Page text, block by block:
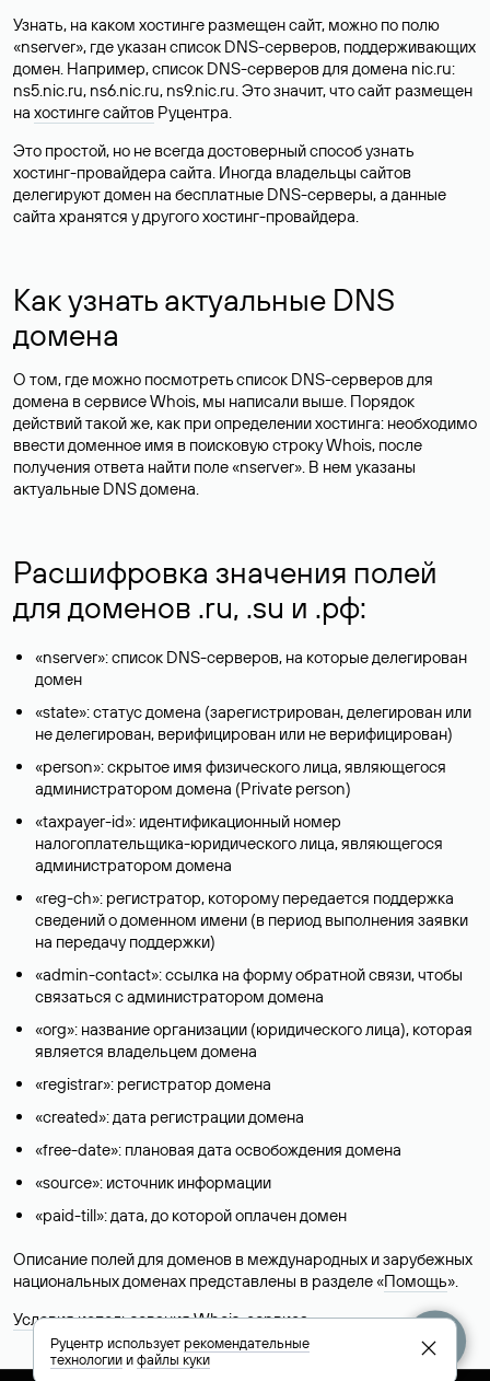
Узнать, на каком хостинге размещен сайт, можно по полю
«nserver», где указан список DNS-серверов, поддерживающих
домен. Например, список DNS-серверов для домена nic.ru:
ns5.nic.ru, ns6.nic.ru, ns9.nic.ru. Это значит, что сайт размещен
на хостинге сайтов Руцентра.
Это простой, но не всегда достоверный способ узнать
хостинг-провайдера сайта. Иногда владельцы сайтов
делегируют домен на бесплатные DNS-серверы, а данные
сайта хранятся у другого хостинг-провайдера.
Как узнать актуальные DNS
домена
О том, где можно посмотреть список DNS-серверов для
домена в сервисе Whois, мы написали выше. Порядок
действий такой же, как при определении хостинга: необходимо
ввести доменное имя в поисковую строку Whois, после
получения ответа найти поле «nserver». В нем указаны
актуальные DNS домена.
Расшифровка значения полей
для доменов .ru, .su и .рф:
«nserver»: список DNS-серверов, на которые делегирован
домен
«state»: статус домена (зарегистрирован, делегирован или
не делегирован, верифицирован или не верифицирован)
«person»: скрытое имя физического лица, являющегося
администратором домена (Privatе person)
«taxpayer-id»: идентификационный номер
налогоплательщика-юридического лица, являющегося
администратором домена
«reg-ch»: регистратор, которому передается поддержка
сведений о доменном имени (в период выполнения заявки
на передачу поддержки)
«admin-contact»: ссылка на форму обратной связи, чтобы
связаться с администратором домена
«org»: название организации (юридического лица), которая
является владельцем домена
«registrar»: регистратор домена
«created»: дата регистрации домена
«free-date»: плановая дата освобождения домена
«source»: источник информации
«paid-till»: дата, до которой оплачен домен
Описание полей для доменов в международных и зарубежных
национальных доменах представлены в разделе «Помощь».
Условия использования Whois-сервиса
Руцентр используетрекомендательные
технологииифайлы куки